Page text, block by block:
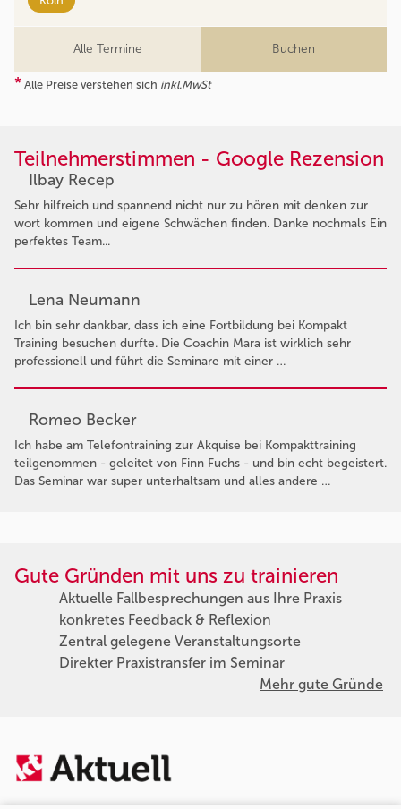
Alle Termine Buchen
* Alle Preise verstehen sich inkl.MwSt
Teilnehmerstimmen - Google Rezension
Ilbay Recep
Sehr hilfreich und spannend nicht nur zu hören mit denken zur
wort kommen und eigene Schwächen finden. Danke nochmals Ein
perfektes Team...
Lena Neumann
Ich bin sehr dankbar, dass ich eine Fortbildung bei Kompakt
Training besuchen durfte. Die Coachin Mara ist wirklich sehr
professionell und führt die Seminare mit einer …
Romeo Becker
Ich habe am Telefontraining zur Akquise bei Kompakttraining
teilgenommen - geleitet von Finn Fuchs - und bin echt begeistert.
Das Seminar war super unterhaltsam und alles andere …
Gute Gründen mit uns zu trainieren
Aktuelle Fallbesprechungen aus Ihre Praxis
konkretes Feedback & Reflexion
Zentral gelegene Veranstaltungsorte
Direkter Praxistransfer im Seminar
Mehr gute Gründe